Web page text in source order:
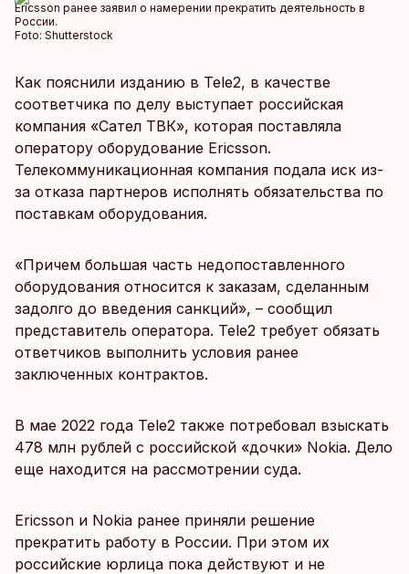
Ericsson ранее заявил о намерении прекратить деятельность в
России.
Foto: Shutterstock
Как пояснили изданию в Tele2, в качестве
соответчика по делу выступает российская
компания «Сател ТВК», которая поставляла
оператору оборудование Ericsson.
Телекоммуникационная компания подала иск из-
за отказа партнеров исполнять обязательства по
поставкам оборудования.
«Причем большая часть недопоставленного
оборудования относится к заказам, сделанным
задолго до введения санкций», – сообщил
представитель оператора. Tele2 требует обязать
ответчиков выполнить условия ранее
заключенных контрактов.
В мае 2022 года Tele2 также потребовал взыскать
478 млн рублей с российской «дочки» Nokia. Дело
еще находится на рассмотрении суда.
Ericsson и Nokia ранее приняли решение
прекратить работу в России. При этом их
российские юрлица пока действуют и не